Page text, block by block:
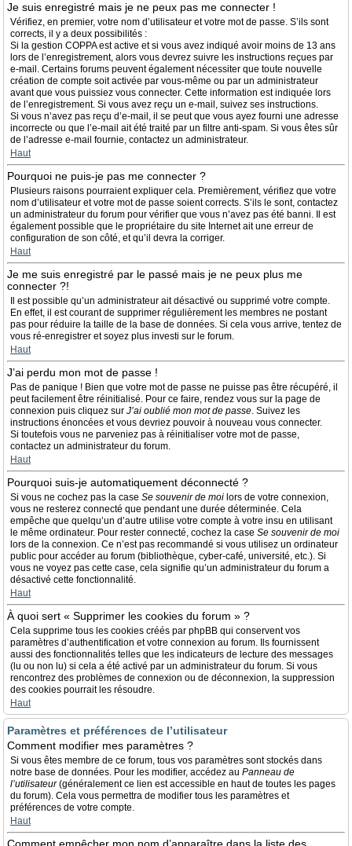
Je suis enregistré mais je ne peux pas me connecter !
Vérifiez, en premier, votre nom d’utilisateur et votre mot de passe. S’ils sont
corrects, il y a deux possibilités :
Si la gestion COPPA est active et si vous avez indiqué avoir moins de 13 ans
lors de l’enregistrement, alors vous devrez suivre les instructions reçues par
e-mail. Certains forums peuvent également nécessiter que toute nouvelle
création de compte soit activée par vous-même ou par un administrateur
avant que vous puissiez vous connecter. Cette information est indiquée lors
de l’enregistrement. Si vous avez reçu un e-mail, suivez ses instructions.
Si vous n’avez pas reçu d’e-mail, il se peut que vous ayez fourni une adresse
incorrecte ou que l’e-mail ait été traité par un filtre anti-spam. Si vous êtes sûr
de l’adresse e-mail fournie, contactez un administrateur.
Haut
Pourquoi ne puis-je pas me connecter ?
Plusieurs raisons pourraient expliquer cela. Premièrement, vérifiez que votre
nom d’utilisateur et votre mot de passe soient corrects. S’ils le sont, contactez
un administrateur du forum pour vérifier que vous n’avez pas été banni. Il est
également possible que le propriétaire du site Internet ait une erreur de
configuration de son côté, et qu’il devra la corriger.
Haut
Je me suis enregistré par le passé mais je ne peux plus me
connecter ?!
Il est possible qu’un administrateur ait désactivé ou supprimé votre compte.
En effet, il est courant de supprimer régulièrement les membres ne postant
pas pour réduire la taille de la base de données. Si cela vous arrive, tentez de
vous ré-enregistrer et soyez plus investi sur le forum.
Haut
J’ai perdu mon mot de passe !
Pas de panique ! Bien que votre mot de passe ne puisse pas être récupéré, il
peut facilement être réinitialisé. Pour ce faire, rendez vous sur la page de
connexion puis cliquez sur J’ai oublié mon mot de passe. Suivez les
instructions énoncées et vous devriez pouvoir à nouveau vous connecter.
Si toutefois vous ne parveniez pas à réinitialiser votre mot de passe,
contactez un administrateur du forum.
Haut
Pourquoi suis-je automatiquement déconnecté ?
Si vous ne cochez pas la case Se souvenir de moi lors de votre connexion,
vous ne resterez connecté que pendant une durée déterminée. Cela
empêche que quelqu’un d’autre utilise votre compte à votre insu en utilisant
le même ordinateur. Pour rester connecté, cochez la case Se souvenir de moi
lors de la connexion. Ce n’est pas recommandé si vous utilisez un ordinateur
public pour accéder au forum (bibliothèque, cyber-café, université, etc.). Si
vous ne voyez pas cette case, cela signifie qu’un administrateur du forum a
désactivé cette fonctionnalité.
Haut
À quoi sert « Supprimer les cookies du forum » ?
Cela supprime tous les cookies créés par phpBB qui conservent vos
paramètres d’authentification et votre connexion au forum. Ils fournissent
aussi des fonctionnalités telles que les indicateurs de lecture des messages
(lu ou non lu) si cela a été activé par un administrateur du forum. Si vous
rencontrez des problèmes de connexion ou de déconnexion, la suppression
des cookies pourrait les résoudre.
Haut
Paramètres et préférences de l’utilisateur
Comment modifier mes paramètres ?
Si vous êtes membre de ce forum, tous vos paramètres sont stockés dans
notre base de données. Pour les modifier, accédez au Panneau de
l’utilisateur(généralement ce lien est accessible en haut de toutes les pages
du forum). Cela vous permettra de modifier tous les paramètres et
préférences de votre compte.
Haut